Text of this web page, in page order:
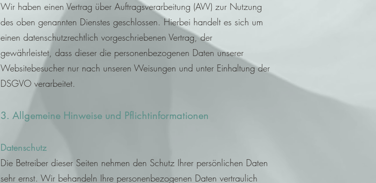
Wir haben einen Vertrag über Auftragsverarbeitung (AVV) zur Nutzung
des oben genannten Dienstes geschlossen. Hierbei handelt es sich um
einen datenschutzrechtlich vorgeschriebenen Vertrag, der
gewährleistet, dass dieser die personenbezogenen Daten unserer
Websitebesucher nur nach unseren Weisungen und unter Einhaltung der
DSGVO verarbeitet.
3. Allgemeine Hinweise und Pflichtinformationen
Datenschutz
Die Betreiber dieser Seiten nehmen den Schutz Ihrer persönlichen Daten
sehr ernst. Wir behandeln Ihre personenbezogenen Daten vertraulich